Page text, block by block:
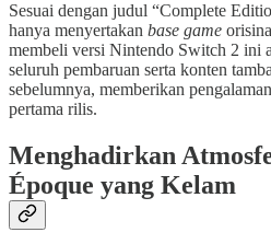
Sesuai dengan judul “Complete
hanya menyertakan base game
membeli versi Nintendo Switch 2 ini
seluruh pembaruan serta konten
sebelumnya, memberikan
pertama rilis.
Menghadirkan
Époque yang Kelam